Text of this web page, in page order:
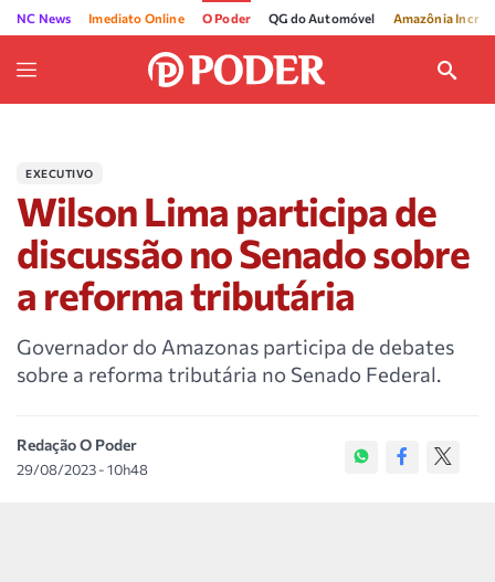
NC News Imediato Online O Poder QG do Automóvel Amazônia
EXECUTIVO
Wilson Lima participa de
discussão no Senado sobre
a reforma tributária
Governador do Amazonas participa de debates
sobre a reforma tributária no Senado Federal.
Redação O Poder
29/08/2023 - 10h48